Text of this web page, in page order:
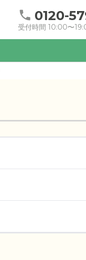
0120-
受付時間 10:00〜